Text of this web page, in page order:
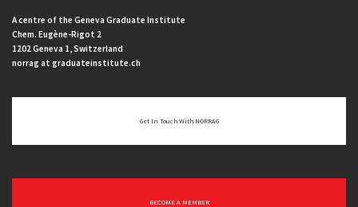
A centre of the Geneva Graduate Institute
Chem. Eugène-Rigot 2
1202 Geneva 1, Switzerland
norrag at graduateinstitute.ch
Get In Touch With NORRAG
BECOME A MEMBER